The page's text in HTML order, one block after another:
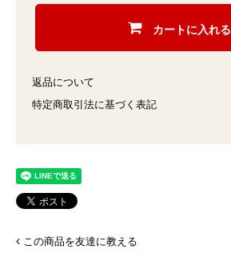
カートに入れる
返品について
特定商取引法に基づく表記
この商品を友達に教える